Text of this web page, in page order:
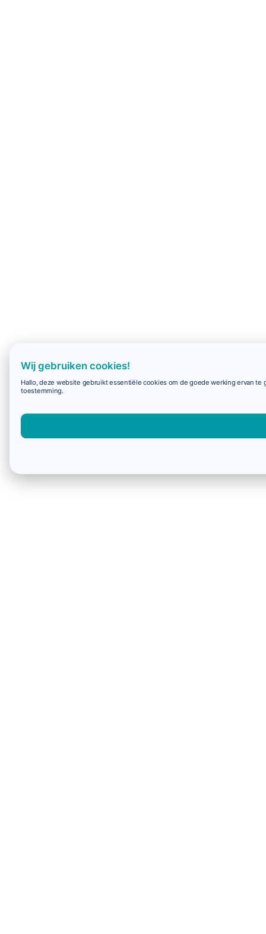
Wij gebruiken cookies!
Hallo, deze website gebruikt essentiële cookies om de goede werking ervan
toestemming.